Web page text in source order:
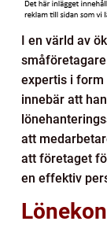
I en värld av
expertis i form
innebär att
att
att företaget
en effektiv